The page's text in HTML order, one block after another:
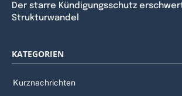
Der starre Kündigungsschutz
Strukturwandel
KATEGORIEN
Kurznachrichten